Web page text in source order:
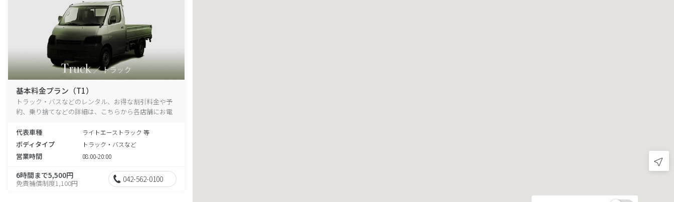
基本料金プラン（T1）
トラック・バスなどのレンタル、お得な割引料金や予
約、乗り捨てなどの詳細は、こちらから各店舗にお電
代表車種
ライトエーストラック 等
ボディタイプ トラック・バスなど
営業時間 08:00-20:00
6時間まで5,500円
免責補償制度1,100円 042-562-0100